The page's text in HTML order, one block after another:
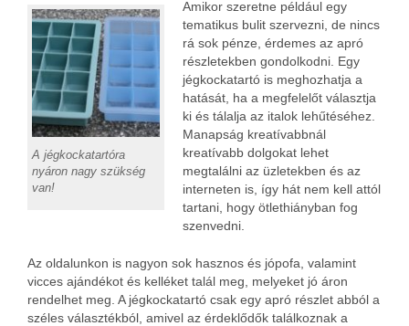
A jégkockatartóra
nyáron nagy szükség
van!
Amikor szeretne például egy
tematikus bulit szervezni, de nincs
rá sok pénze, érdemes az apró
részletekben gondolkodni. Egy
jégkockatartó is meghozhatja a
hatását, ha a megfelelőt választja
ki és tálalja az italok lehűtéséhez.
Manapság kreatívabbnál
kreatívabb dolgokat lehet
megtalálni az üzletekben és az
interneten is, így hát nem kell attól
tartani, hogy ötlethiányban fog
szenvedni.
Az oldalunkon is nagyon sok hasznos és jópofa, valamint
vicces ajándékot és kelléket talál meg, melyeket jó áron
rendelhet meg. A jégkockatartó csak egy apró részlet abból a
széles választékból, amivel az érdeklődők találkoznak a